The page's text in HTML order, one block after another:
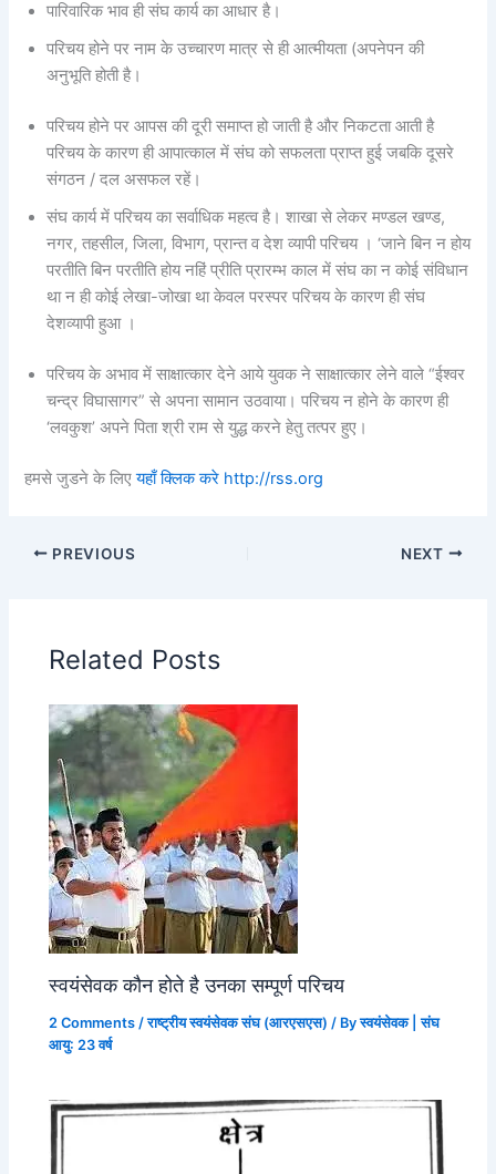
पारिवारिक भाव ही संघ कार्य का आधार है।
परिचय होने पर नाम के उच्चारण मात्र से ही आत्मीयता (अपनेपन की
अनुभूति होती है।
परिचय होने पर आपस की दूरी समाप्त हो जाती है और निकटता आती है
परिचय के कारण ही आपात्काल में संघ को सफलता प्राप्त हुई जबकि दूसरे
संगठन / दल असफल रहें।
संघ कार्य में परिचय का सर्वाधिक महत्व है। शाखा से लेकर मण्डल खण्ड,
नगर, तहसील, जिला, विभाग, प्रान्त व देश व्यापी परिचय । ‘जाने बिन न होय
परतीति बिन परतीति होय नहिं प्रीति प्रारम्भ काल में संघ का न कोई संविधान
था न ही कोई लेखा-जोखा था केवल परस्पर परिचय के कारण ही संघ
देशव्यापी हुआ ।
परिचय के अभाव में साक्षात्कार देने आये युवक ने साक्षात्कार लेने वाले “ईश्वर
चन्द्र विघासागर” से अपना सामान उठवाया। परिचय न होने के कारण ही
‘लवकुश’ अपने पिता श्री राम से युद्ध करने हेतु तत्पर हुए।
हमसे जुडने के लिएयहाँ क्लिक करे http://rss.org
PREVIOUS NEXT
Related Posts
स्वयंसेवक कौन होते है उनका सम्पूर्ण परिचय
2 Comments /राष्ट्रीय स्वयंसेवक संघ (आरएसएस) / Byस्वयंसेवक | संघ
आयु: 23 वर्ष